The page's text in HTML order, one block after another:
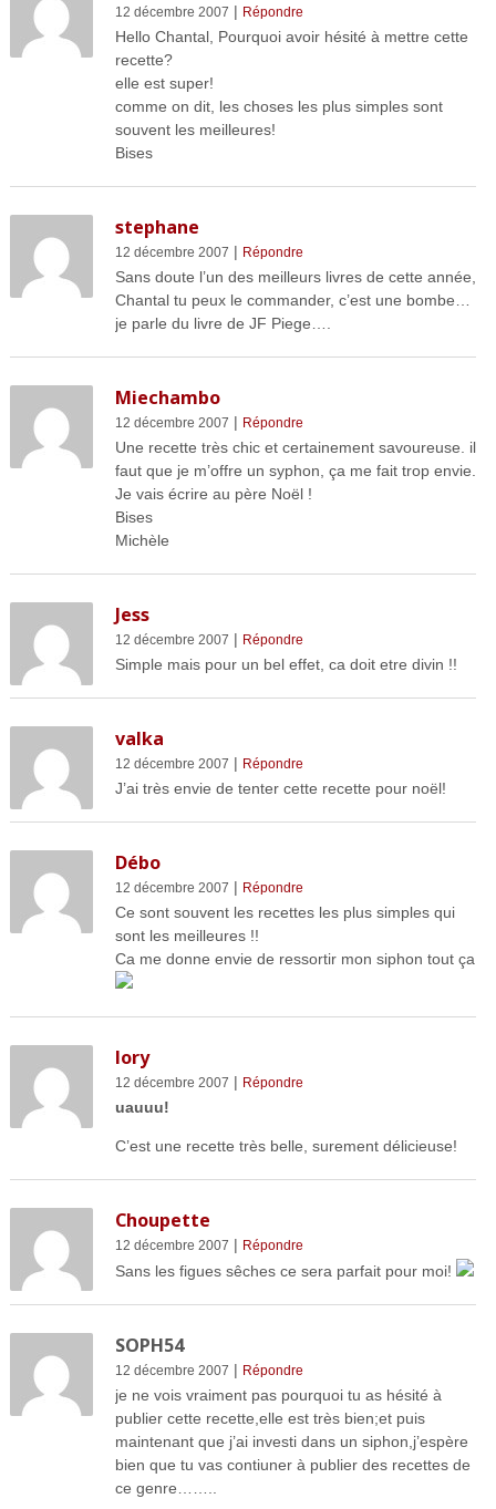
12 décembre 2007 | Répondre
Hello Chantal, Pourquoi avoir hésité à mettre cette
recette?
elle est super!
comme on dit, les choses les plus simples sont
souvent les meilleures!
Bises
stephane
12 décembre 2007 | Répondre
Sans doute l’un des meilleurs livres de cette année,
Chantal tu peux le commander, c’est une bombe…
je parle du livre de JF Piege….
Miechambo
12 décembre 2007 | Répondre
Une recette très chic et certainement savoureuse. il
faut que je m’offre un syphon, ça me fait trop envie.
Je vais écrire au père Noël !
Bises
Michèle
Jess
12 décembre 2007 | Répondre
Simple mais pour un bel effet, ca doit etre divin !!
valka
12 décembre 2007 | Répondre
J’ai très envie de tenter cette recette pour noël!
Débo
12 décembre 2007 | Répondre
Ce sont souvent les recettes les plus simples qui
sont les meilleures !!
Ca me donne envie de ressortir mon siphon tout ça
lory
12 décembre 2007 | Répondre
uauuu!
C’est une recette très belle, surement délicieuse!
Choupette
12 décembre 2007 | Répondre
Sans les figues sêches ce sera parfait pour moi!
SOPH54
12 décembre 2007 | Répondre
je ne vois vraiment pas pourquoi tu as hésité à
publier cette recette,elle est très bien;et puis
maintenant que j’ai investi dans un siphon,j’espère
bien que tu vas contiuner à publier des recettes de
ce genre……..